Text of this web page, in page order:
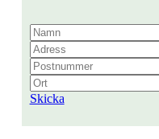
Skicka